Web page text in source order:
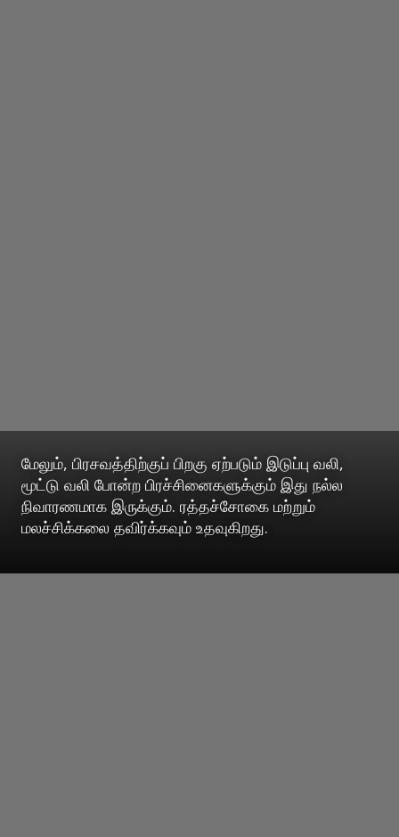
மேலும், பிரசவத்திற்குப் பிறகு ஏற்படும் இடுப்பு வலி,
மூட்டு வலி போன்ற பிரச்சினைகளுக்கும் இது நல்ல
நிவாரணமாக இருக்கும். ரத்தச்சோகை மற்றும்
மலச்சிக்கலை தவிர்க்கவும் உதவுகிறது.